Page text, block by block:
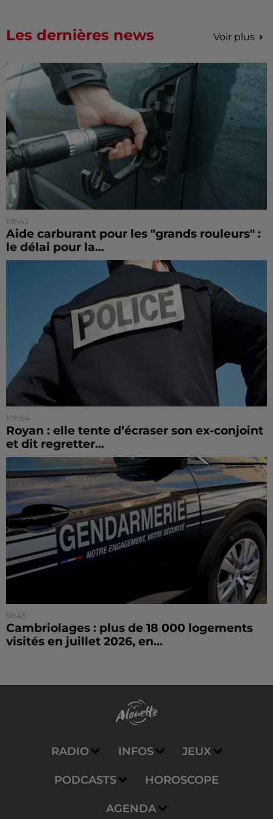
Les dernières news Voir plus
13h42
Aide carburant pour les "grands rouleurs" :
le délai pour la...
10h54
Royan : elle tente d’écraser son ex-conjoint
et dit regretter...
9h45
Cambriolages : plus de 18 000 logements
visités en juillet 2026, en...
RADIO INFOS JEUX
PODCASTS HOROSCOPE
AGENDA